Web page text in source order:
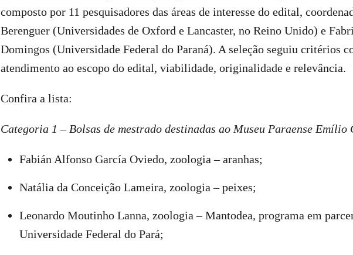
composto por 11 pesquisadores das áreas de interesse do edital,
Berenguer (Universidades de Oxford e Lancaster, no Reino Unido) e
Domingos (Universidade Federal do Paraná). A seleção seguiu critérios
atendimento ao escopo do edital, viabilidade, originalidade e relevância.
Confira a lista:
Categoria 1 – Bolsas de mestrado destinadas ao Museu Paraense Emílio
Fabián Alfonso García Oviedo, zoologia – aranhas;
Natália da Conceição Lameira, zoologia – peixes;
Leonardo Moutinho Lanna, zoologia – Mantodea, programa em
Universidade Federal do Pará;